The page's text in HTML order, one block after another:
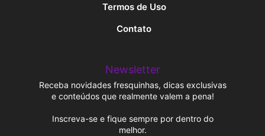
Termos de Uso
Contato
Newsletter
Receba novidades fresquinhas, dicas exclusivas
e conteúdos que realmente valem a pena!
Inscreva-se e fique sempre por dentro do
melhor.